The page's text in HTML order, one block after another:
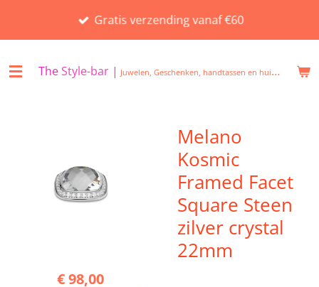
de
Gratis verzending vanaf €60
TheStyle-bar | Juwelen, Geschenken, handtassen en huisgeuren in Beveren
Melano
Kosmic
Framed Facet
Square Steen
zilver crystal
22mm
€ 98,00